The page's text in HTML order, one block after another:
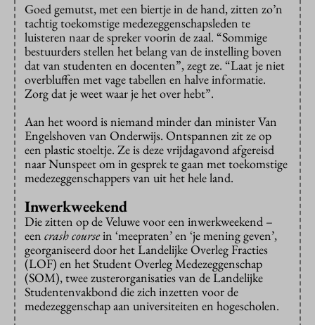
Goed gemutst, met een biertje in de hand, zitten zo’n
tachtig toekomstige medezeggenschapsleden te
luisteren naar de spreker voorin de zaal. “Sommige
bestuurders stellen het belang van de instelling boven
dat van studenten en docenten”, zegt ze. “Laat je niet
overbluffen met vage tabellen en halve informatie.
Zorg dat je weet waar je het over hebt”.
Aan het woord is niemand minder dan minister Van
Engelshoven van Onderwijs. Ontspannen zit ze op
een plastic stoeltje. Ze is deze vrijdagavond afgereisd
naar Nunspeet om in gesprek te gaan met toekomstige
medezeggenschappers van uit het hele land.
Inwerkweekend
Die zitten op de Veluwe voor een inwerkweekend –
een crash coursein ‘meepraten’ en ‘je mening geven’,
georganiseerd door het Landelijke Overleg Fracties
(LOF) en het Student Overleg Medezeggenschap
(SOM), twee zusterorganisaties van de Landelijke
Studentenvakbond die zich inzetten voor de
medezeggenschap aan universiteiten en hogescholen.